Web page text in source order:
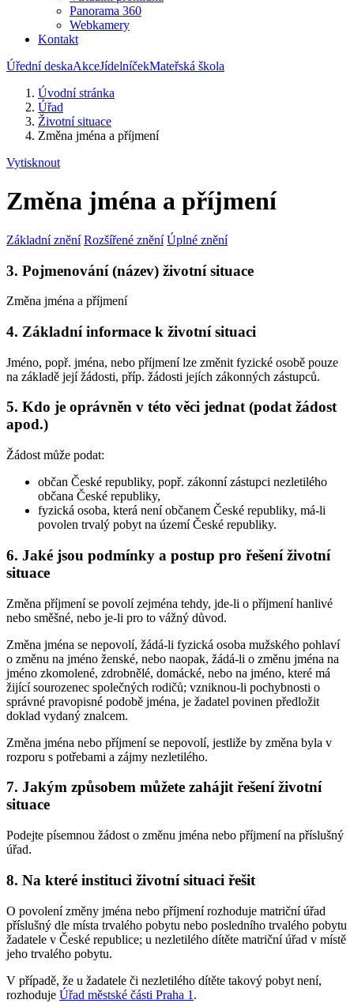
Panorama 360
Webkamery
Kontakt
Úřední deskaAkceJídelníčekMateřská škola
Úvodní stránka
Úřad
Životní situace
Změna jména a příjmení
Vytisknout
Změna jména a příjmení
Základní znění Rozšířené znění Úplné znění
3. Pojmenování (název) životní situace
Změna jména a příjmení
4. Základní informace k životní situaci
Jméno, popř. jména, nebo příjmení lze změnit fyzické osobě pouze
na základě její žádosti, příp. žádosti jejích zákonných zástupců.
5. Kdo je oprávněn v této věci jednat (podat žádost
apod.)
Žádost může podat:
občan České republiky, popř. zákonní zástupci nezletilého
občana České republiky,
fyzická osoba, která není občanem České republiky, má-li
povolen trvalý pobyt na území České republiky.
6. Jaké jsou podmínky a postup pro řešení životní
situace
Změna příjmení se povolí zejména tehdy, jde-li o příjmení hanlivé
nebo směšné, nebo je-li pro to vážný důvod.
Změna jména se nepovolí, žádá-li fyzická osoba mužského pohlaví
o změnu na jméno ženské, nebo naopak, žádá-li o změnu jména na
jméno zkomolené, zdrobnělé, domácké, nebo na jméno, které má
žijící sourozenec společných rodičů; vzniknou-li pochybnosti o
správné pravopisné podobě jména, je žadatel povinen předložit
doklad vydaný znalcem.
Změna jména nebo příjmení se nepovolí, jestliže by změna byla v
rozporu s potřebami a zájmy nezletilého.
7. Jakým způsobem můžete zahájit řešení životní
situace
Podejte písemnou žádost o změnu jména nebo příjmení na příslušný
úřad.
8. Na které instituci životní situaci řešit
O povolení změny jména nebo příjmení rozhoduje matriční úřad
příslušný dle místa trvalého pobytu nebo posledního trvalého pobytu
žadatele v České republice; u nezletilého dítěte matriční úřad v místě
jeho trvalého pobytu.
V případě, že u žadatele či nezletilého dítěte takový pobyt není,
rozhoduje Úřad městské části Praha 1 .